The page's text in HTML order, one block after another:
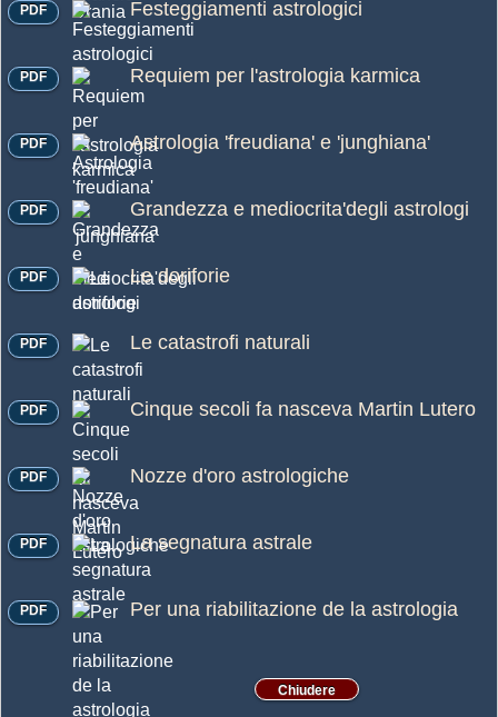
Festeggiamenti astrologici
PDF
Requiem per l'astrologia karmica
PDF
Astrologia 'freudiana' e 'junghiana'
PDF
Grandezza e mediocrita'degli astrologi
PDF
Le doriforie
PDF
Le catastrofi naturali
PDF
Cinque secoli fa nasceva Martin Lutero
PDF
Nozze d'oro astrologiche
PDF
La segnatura astrale
PDF
Per una riabilitazione de la astrologia
PDF